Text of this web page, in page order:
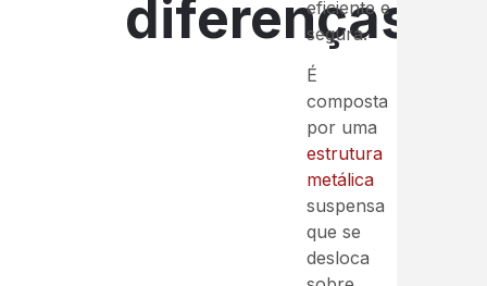
diferenças
eficiente e
segura.
É
composta
por uma
estrutura
metálica
suspensa
que se
desloca